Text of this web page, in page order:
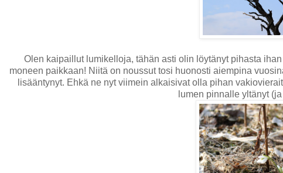
Olen kaipaillut lumikelloja, tähän asti olin löytänyt pihasta
moneen paikkaan! Niitä on noussut tosi huonosti aiempina
lisääntynyt. Ehkä ne nyt viimein alkaisivat olla pihan
lumen pinnalle yltänyt